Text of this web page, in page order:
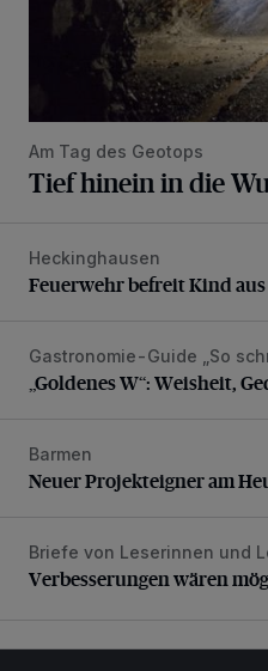
Am Tag des Geotops
Tief hinein in die
Feuerwehr befreit Kind aus
Heckinghausen
Feuerwehr befreit Kind
„Goldenes W“: Weisheit,
Gastronomie-Guide „So
„Goldenes W“: Weisheit,
Neuer Projekteigner am
Barmen
Neuer Projekteigner am
Verbesserungen wären
Briefe von Leserinnen und
Verbesserungen wären